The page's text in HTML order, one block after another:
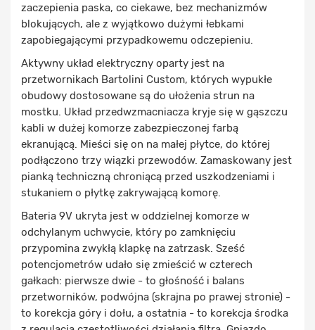
zaczepienia paska, co ciekawe, bez mechanizmów
blokujących, ale z wyjątkowo dużymi łebkami
zapobiegającymi przypadkowemu odczepieniu.
Aktywny układ elektryczny oparty jest na
przetwornikach Bartolini Custom, których wypukłe
obudowy dostosowane są do ułożenia strun na
mostku. Układ przedwzmacniacza kryje się w gąszczu
kabli w dużej komorze zabezpieczonej farbą
ekranującą. Mieści się on na małej płytce, do której
podłączono trzy wiązki przewodów. Zamaskowany jest
pianką techniczną chroniącą przed uszkodzeniami i
stukaniem o płytkę zakrywającą komorę.
Bateria 9V ukryta jest w oddzielnej komorze w
odchylanym uchwycie, który po zamknięciu
przypomina zwykłą klapkę na zatrzask. Sześć
potencjometrów udało się zmieścić w czterech
gałkach: pierwsze dwie - to głośność i balans
przetworników, podwójna (skrajna po prawej stronie) -
to korekcja góry i dołu, a ostatnia - to korekcja środka